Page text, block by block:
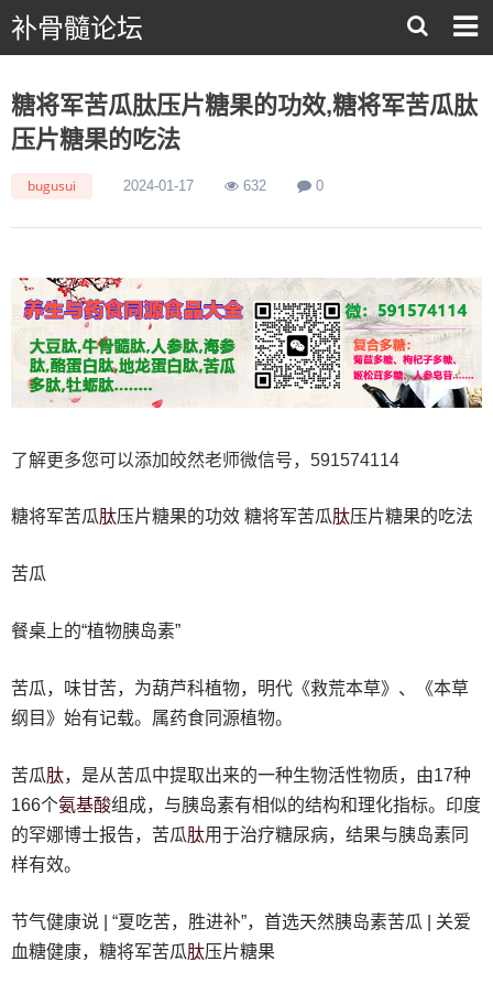
补骨髓论坛
糖将军苦瓜肽压片糖果的功效,糖将军苦瓜肽
压片糖果的吃法
bugusui 2024-01-17 632 0
了解更多您可以添加皎然老师微信号，591574114
糖将军苦瓜肽压片糖果的功效 糖将军苦瓜肽压片糖果的吃法
苦瓜
餐桌上的“植物胰岛素”
苦瓜，味甘苦，为葫芦科植物，明代《救荒本草》、《本草
纲目》始有记载。属药食同源植物。
苦瓜肽，是从苦瓜中提取出来的一种生物活性物质，由17种
166个氨基酸组成，与胰岛素有相似的结构和理化指标。印度
的罕娜博士报告，苦瓜肽用于治疗糖尿病，结果与胰岛素同
样有效。
节气健康说 | “夏吃苦，胜进补”，首选天然胰岛素苦瓜 | 关爱
血糖健康，糖将军苦瓜肽压片糖果